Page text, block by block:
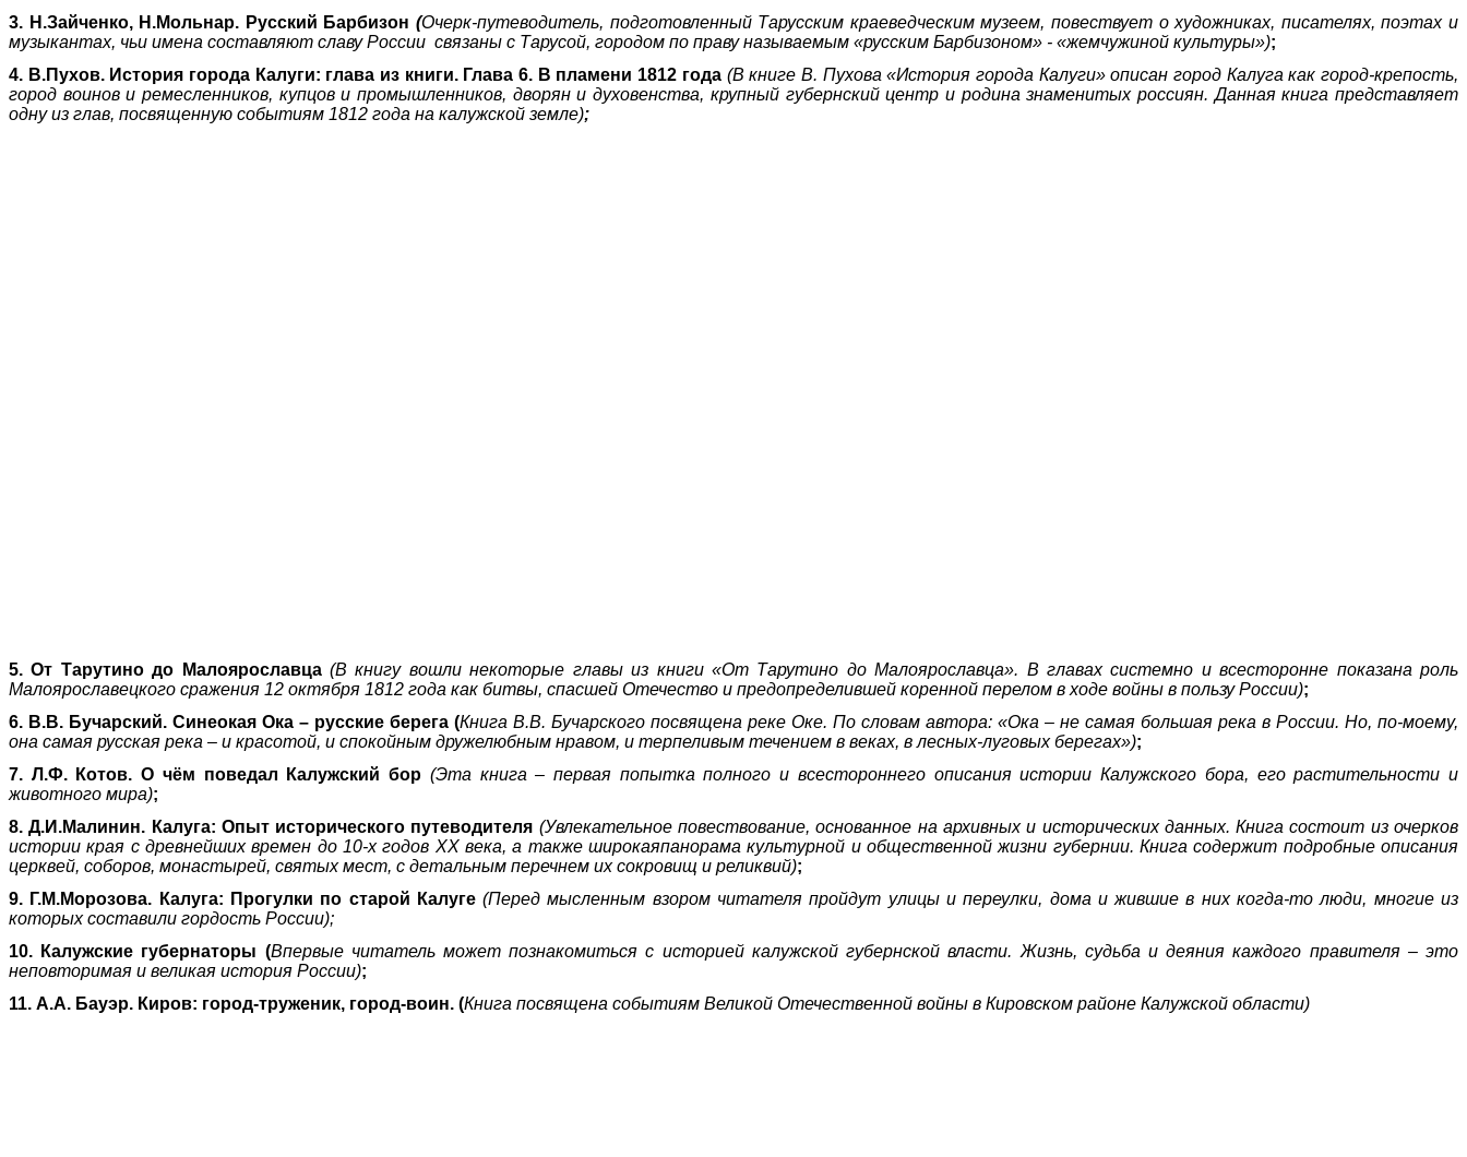
3. Н.Зайченко, Н.Мольнар. Русский Барбизон (Очерк-путеводитель, подготовленный Тарусским краеведческим музеем, повествует о художниках, писателях, поэтах и
музыкантах, чьи имена составляют славу России связаны с Тарусой, городом по праву называемым «русским Барбизоном» - «жемчужиной культуры»);
4. В.Пухов. История города Калуги: глава из книги. Глава 6. В пламени 1812 года (В книге В. Пухова «История города Калуги» описан город Калуга как город-крепость,
город воинов и ремесленников, купцов и промышленников, дворян и духовенства, крупный губернский центр и родина знаменитых россиян. Даннаякнига представляет
одну из глав, посвященную событиям 1812 года на калужской земле);
5. От Тарутино до Малоярославца(В книгу вошли некоторые главы из книги «От Тарутино до Малоярославца». В главах системно и всесторонне показана роль
Малоярославецкого сражения 12 октября 1812 года как битвы, спасшей Отечество и предопределившей коренной перелом в ходе войны в пользу России);
6. В.В. Бучарский. Синеокая Ока – русские берега (Книга В.В. Бучарского посвящена реке Оке. По словам автора: «Ока – не самая большая река в России. Но, по-моему,
она самая русская река – и красотой, и спокойным дружелюбным нравом, и терпеливым течением в веках, в лесных-луговых берегах»);
7. Л.Ф. Котов. О чём поведал Калужский бор (Эта книга – первая попытка полного и всестороннего описания истории Калужского бора, его растительности и
животного мира);
8. Д.И.Малинин. Калуга: Опыт исторического путеводителя (Увлекательное повествование, основанное на архивных и исторических данных. Книга состоит из очерков
истории края с древнейших времен до 10-х годов ХХ века, а также широкаяпанорама культурной и общественной жизни губернии. Книга содержит подробные описания
церквей, соборов, монастырей, святых мест, с детальным перечнем их сокровищ и реликвий);
9. Г.М.Морозова. Калуга: Прогулки по старой Калуге(Перед мысленным взором читателя пройдут улицы и переулки, дома и жившие в них когда-то люди, многие из
которых составили гордость России);
10. Калужские губернаторы (Впервые читатель может познакомиться с историей калужской губернской власти. Жизнь, судьба и деяния каждого правителя – это
неповторимая и великая история России);
11. А.А. Бауэр. Киров: город-труженик, город-воин. (Книга посвящена событиям Великой Отечественной войны в Кировском районе Калужской области)